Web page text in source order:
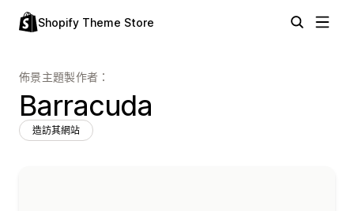
Shopify Theme Store
佈景主題製作者：
Barracuda
造訪其網站